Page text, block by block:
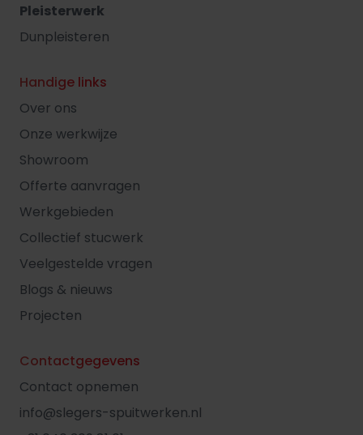
Pleisterwerk
Dunpleisteren
Handige links
Over ons
Onze werkwijze
Showroom
Offerte aanvragen
Werkgebieden
Collectief stucwerk
Veelgestelde vragen
Blogs & nieuws
Projecten
Contactgegevens
Contact opnemen
info@slegers-spuitwerken.nl